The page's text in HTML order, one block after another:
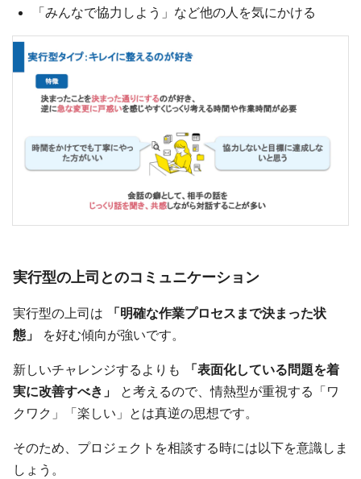
「みんなで協力しよう」など他の人を気にかける
実行型の上司とのコミュニケーション
実行型の上司は
「明確な作業プロセスまで決まった状
態」
を好む傾向が強いです。
新しいチャレンジするよりも
「表面化している問題を着
実に改善すべき」
と考えるので、情熱型が重視する「ワ
クワク」「楽しい」とは真逆の思想です。
そのため、プロジェクトを相談する時には以下を意識しま
しょう。